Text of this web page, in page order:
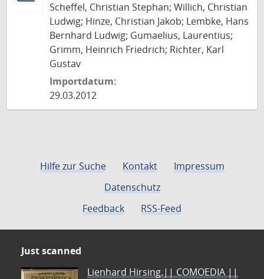
Scheffel, Christian Stephan; Willich, Christian
Ludwig; Hinze, Christian Jakob; Lembke, Hans
Bernhard Ludwig; Gumaelius, Laurentius;
Grimm, Heinrich Friedrich; Richter, Karl
Gustav
Importdatum:
29.03.2012
Hilfe zur Suche Kontakt
Impressum
Datenschutz
Feedback
RSS-Feed
Just scanned
Lienhard Hirsing.|| COMOEDIA ||